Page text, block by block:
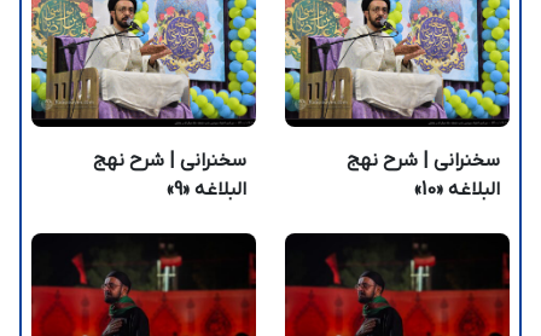
سخنرانی | شرح نهج
البلاغه «10»
سخنرانی | شرح نهج
البلاغه «9»